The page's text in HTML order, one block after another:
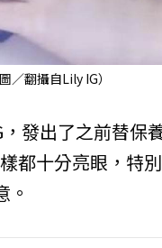
／翻攝自Lily IG）
發出了之前替保
都十分亮眼，特
。